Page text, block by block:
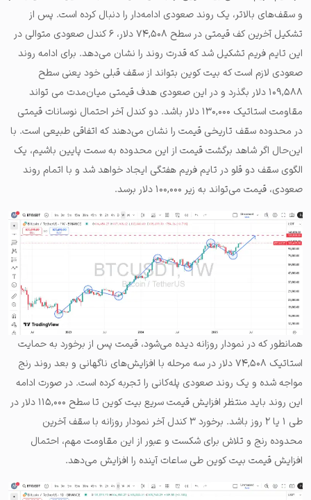
و سقف‌های بالاتر، یک روند صعودی ادامه‌دار را دنبال کرده است. پس از
تشکیل آخرین کف قیمتی در سطح ۷۴,۵۰۸ دلار، ۶ کندل صعودی متوالی در
این تایم فریم تشکیل شد که قدرت روند را نشان می‌دهد. برای ادامه روند
صعودی لازم است که بیت کوین بتواند از سقف قبلی خود یعنی سطح
۱۰۹,۵۸۸ دلار بگذرد و در این صعودی هدف قیمتی میان‌مدت می تواند
مقاومت استاتیک ۱۳۰,۰۰۰ دلار باشد. دو کندل آخر احتمال نوسانات قیمتی
در محدوده سقف تاریخی قیمت را نشان می‌دهند که اتفاقی طبیعی است. با
این‌حال اگر شاهد برگشت قیمت از این محدوده به سمت پایین باشیم، یک
الگوی سقف دو قلو در تایم فریم هفتگی ایجاد خواهد شد و با اتمام روند
صعودی، قیمت می‌تواند به زیر ۱۰۰,۰۰۰ دلار برسد.
همانطور که در نمودار روزانه دیده می‌شود، قیمت پس از برخورد به حمایت
استاتیک ۷۴,۵۰۸ دلار در سه مرحله با افزایش‌های ناگهانی و بعد روند رنج
مواجه شده و یک روند صعودی پله‌کانی را تجربه کرده است. در صورت ادامه
این روند باید منتظر افزایش قیمت سریع بیت کوین تا سطح ۱۱۵,۰۰۰ دلار در
طی ۱ یا ۲ روز باشد. برخورد ۳ کندل آخر نمودار روزانه با سقف آخرین
محدوده رنج و تلاش برای شکست و عبور از این مقاومت مهم، احتمال
افزایش قیمت بیت کوین طی ساعات آینده را افزایش می‌دهد.